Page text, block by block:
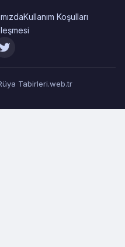
Kullanım Koşulları
Tabirleri.web.tr